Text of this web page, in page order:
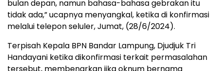
bulan depan, namun bahasa-bahasa gebrakan itu
tidak ada,” ucapnya menyangkal, ketika di konfirmasi
melalui telepon seluler, Jumat, (28/6/2024).
Terpisah Kepala BPN Bandar Lampung, Djudjuk Tri
Handayani ketika dikonfirmasi terkait permasalahan